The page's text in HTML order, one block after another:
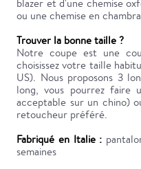
blazer et d'une chemise
ou une chemise en
Trouver la bonne taille ?
Notre coupe est une
choisissez votre taille
US). Nous proposons 3
long, vous pourrez
acceptable sur un chino)
retoucheur préféré.
Fabriqué en Italie :
semaines